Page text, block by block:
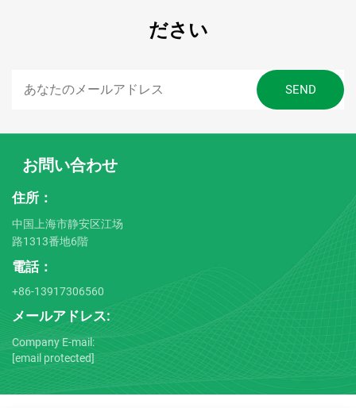
ださい
お問い合わせ
住所：
中国上海市静安区江场
路1313番地6階
電話：
+86-13917306560
メールアドレス:
Company E-mail:
[email protected]